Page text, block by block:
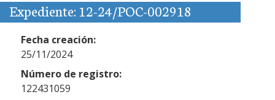
Expediente: 12-24/POC-002918
Fecha creación:
25/11/2024
Número de registro:
122431059